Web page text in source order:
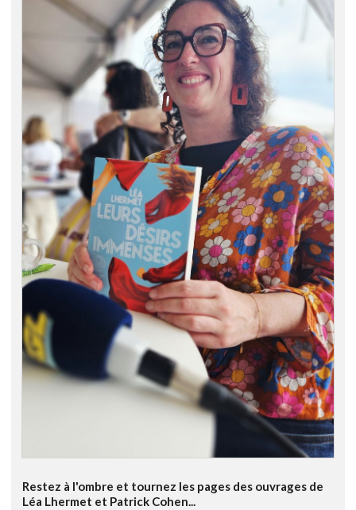
Restez à l'ombre et tournez les pages des ouvrages de
Léa Lhermet et Patrick Cohen...